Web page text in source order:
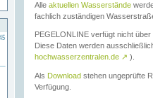
Alle aktuellen Wasserstände
fachlich zuständigen
PEGELONLINE verfügt nicht
Diese Daten werden
hochwasserzentralen.de ↗ ).
Als Download stehen ungeprüfte
Verfügung.